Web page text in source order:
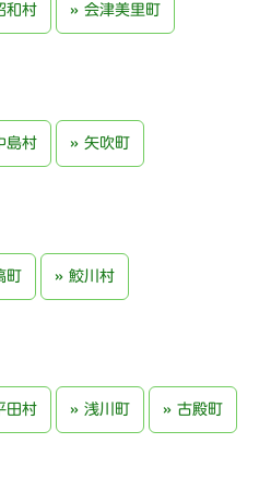
和村 会津美里町
島村 矢吹町
町 鮫川村
田村 浅川町 古殿町